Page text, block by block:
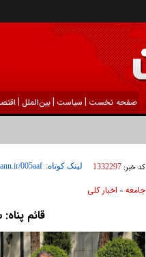
صفحه نخست | سیاست |بين‌الملل |
کد خبر: 1332297 لینک کوتاه:
جامعه» اخبار كلی
قائم